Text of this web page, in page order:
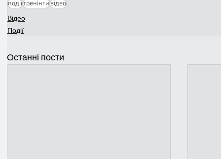
подіїтренінгивідео
Відео
Події
Останні пости